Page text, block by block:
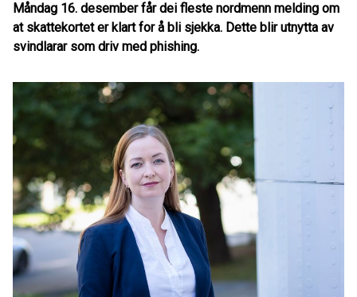
Måndag 16. desember får dei fleste nordmenn melding om
at skattekortet er klart for å bli sjekka. Dette blir utnytta av
svindlarar som driv med phishing.